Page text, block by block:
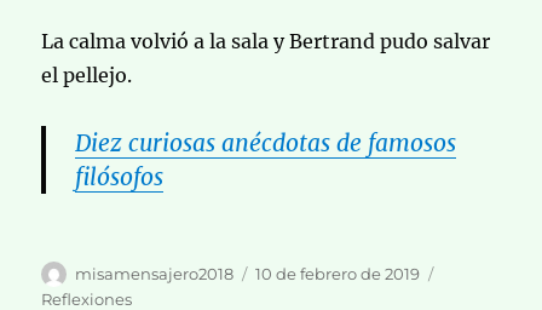
La calma volvió a la sala y Bertrand pudo salvar
el pellejo.
Diez curiosas anécdotas de famosos
filósofos
Autor
misamensajero2018
Publicado
10 de febrero de 2019
Reflexiones